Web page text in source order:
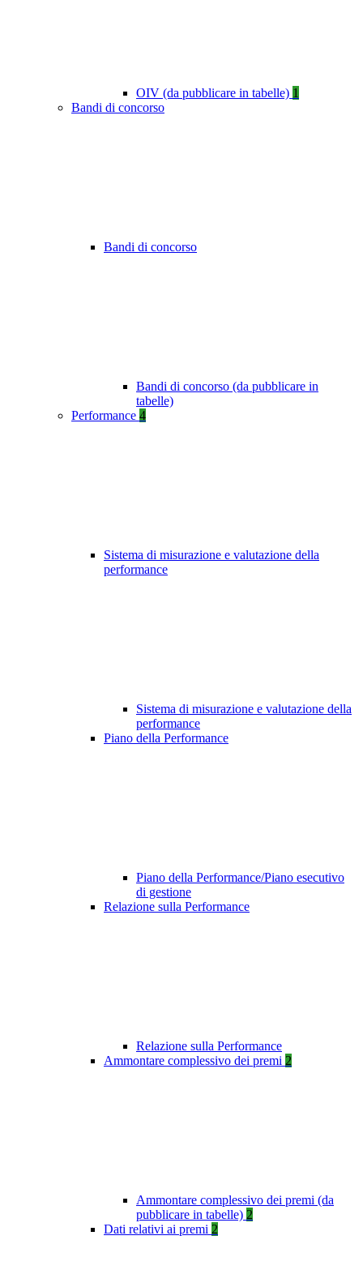
OIV (da pubblicare in tabelle) 1
Bandi di concorso
Bandi di concorso
Bandi di concorso (da pubblicare in
tabelle)
Performance 4
Sistema di misurazione e valutazione della
performance
Sistema di misurazione e valutazione della
performance
Piano della Performance
Piano della Performance/Piano esecutivo
di gestione
Relazione sulla Performance
Relazione sulla Performance
Ammontare complessivo dei premi 2
Ammontare complessivo dei premi (da
pubblicare in tabelle) 2
Dati relativi ai premi 2